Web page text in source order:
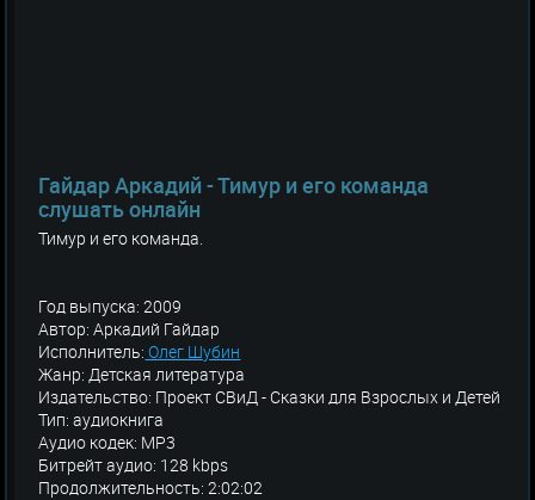
Гайдар Аркадий - Тимур и его команда
слушать онлайн
Тимур и его команда.
Год выпуска: 2009
Автор: Аркадий Гайдар
Исполнитель: Олег Шубин
Жанр: Детская литература
Издательство: Проект СВиД - Сказки для Взрослых и Детей
Тип: аудиокнига
Аудио кодек: MP3
Битрейт аудио: 128 kbps
Продолжительность: 2:02:02